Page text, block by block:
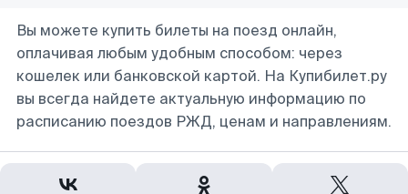
Вы можете купить билеты на поезд онлайн,
оплачивая любым удобным способом: через
кошелек или банковской картой. На Купибилет.ру
вы всегда найдете актуальную информацию по
расписанию поездов РЖД, ценам и направлениям.